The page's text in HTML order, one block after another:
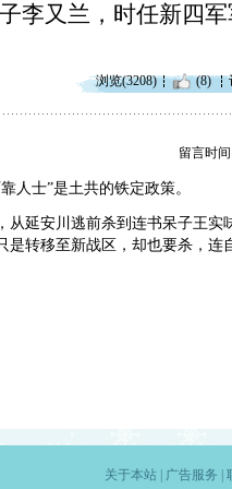
李又兰，时任新四
浏览(3208) (8)
留言时间
人士”是土共的铁定政策。
从延安川逃前杀到连书呆子王实
是转移至新战区，却也要杀，连
关于本站| 广告服务